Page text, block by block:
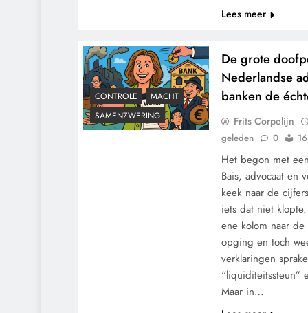
Lees meer
CONTROLE
MACHT
SAMENZWERING
De grote
Nederlandse
banken de
Frits Corpelijn
geleden
0
Het begon met
Bais, advocaat en
keek naar de
iets dat niet
ene kolom naar
opging en toch
verklaringen
“liquiditeitssteun”
Maar in…